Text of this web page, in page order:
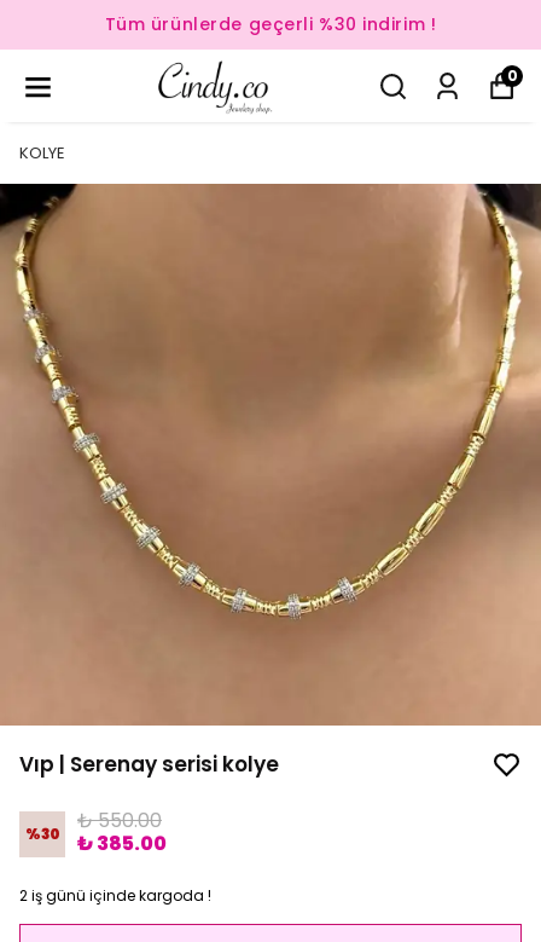
Tüm ürünlerde geçerli %30 indirim !
0
KOLYE
Vıp | Serenay serisi kolye
%30
₺ 550.00
₺ 385.00
2 iş günü içinde kargoda !